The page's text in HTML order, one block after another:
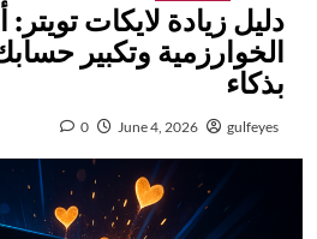
دليل زيادة لايكات
الخوارزمية وتكبير
بذكاء
gulfeyes
June 4, 2026
0